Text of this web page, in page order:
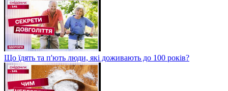
Що їдять та п'ють люди, які доживають до 100 років?